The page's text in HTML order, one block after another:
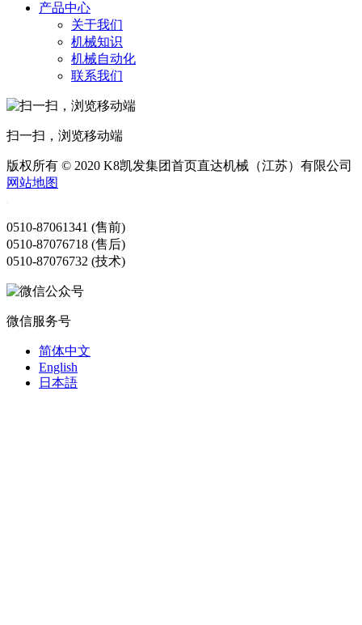
产品中心
关于我们
机械知识
机械自动化
联系我们
扫一扫，浏览移动端
版权所有 © 2020 K8凯发集团首页直达机械（江苏）有限公司
网站地图
0510-87061341 (售前)
0510-87076718 (售后)
0510-87076732 (技术)
微信服务号
简体中文
English
日本語